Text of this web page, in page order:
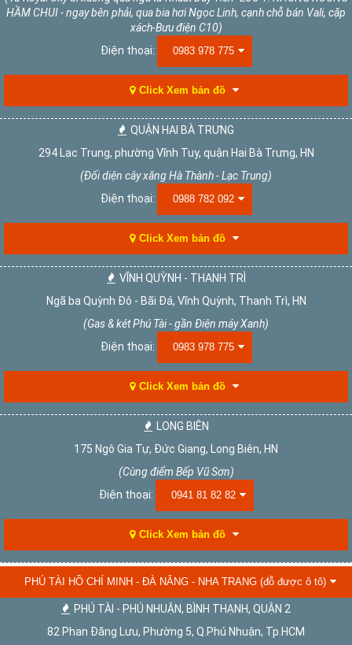
HẦM CHUI - ngay bên phải, qua bia hơi Ngọc Linh, cạnh chỗ bán Vali, cặp
xách-Bưu điện C10)
Điện thoại:
0983 978 775
Click Xem bản đồ
QUẬN HAI BÀ TRƯNG
294 Lạc Trung, phường Vĩnh Tuy, quận Hai Bà Trưng, HN
(Đối diện cây xăng Hà Thành - Lạc Trung)
Điện thoại:
0988 782 092
Click Xem bản đồ
VĨNH QUỲNH - THANH TRÌ
Ngã ba Quỳnh Đô - Bãi Đá, Vĩnh Quỳnh, Thanh Trì, HN
(Gas & két Phú Tài - gần Điện máy Xanh)
Điện thoại:
0983 978 775
Click Xem bản đồ
LONG BIÊN
175 Ngô Gia Tự, Đức Giang, Long Biên, HN
(Cùng điểm Bếp Vũ Sơn)
Điện thoại:
0941 81 82 82
Click Xem bản đồ
PHÚ TÀI HỒ CHÍ MINH - ĐÀ NẴNG - NHA TRANG (đỗ được ô tô)
PHÚ TÀI - PHÚ NHUẬN, BÌNH THẠNH, QUẬN 2
82 Phan Đăng Lưu, Phường 5, Q.Phú Nhuận, Tp.HCM